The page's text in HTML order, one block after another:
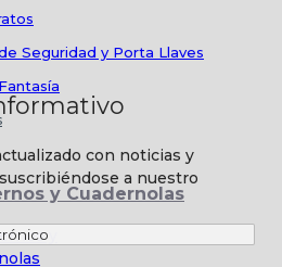
Seguridad y Porta Llaves
y Cuadernolas
con noticias y
a nuestro